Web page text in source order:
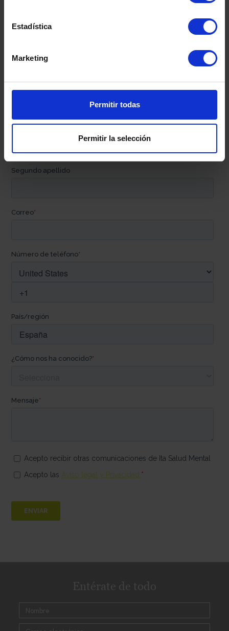
Estadística
Marketing
Permitir todas
Permitir la selección
Entérate de todo